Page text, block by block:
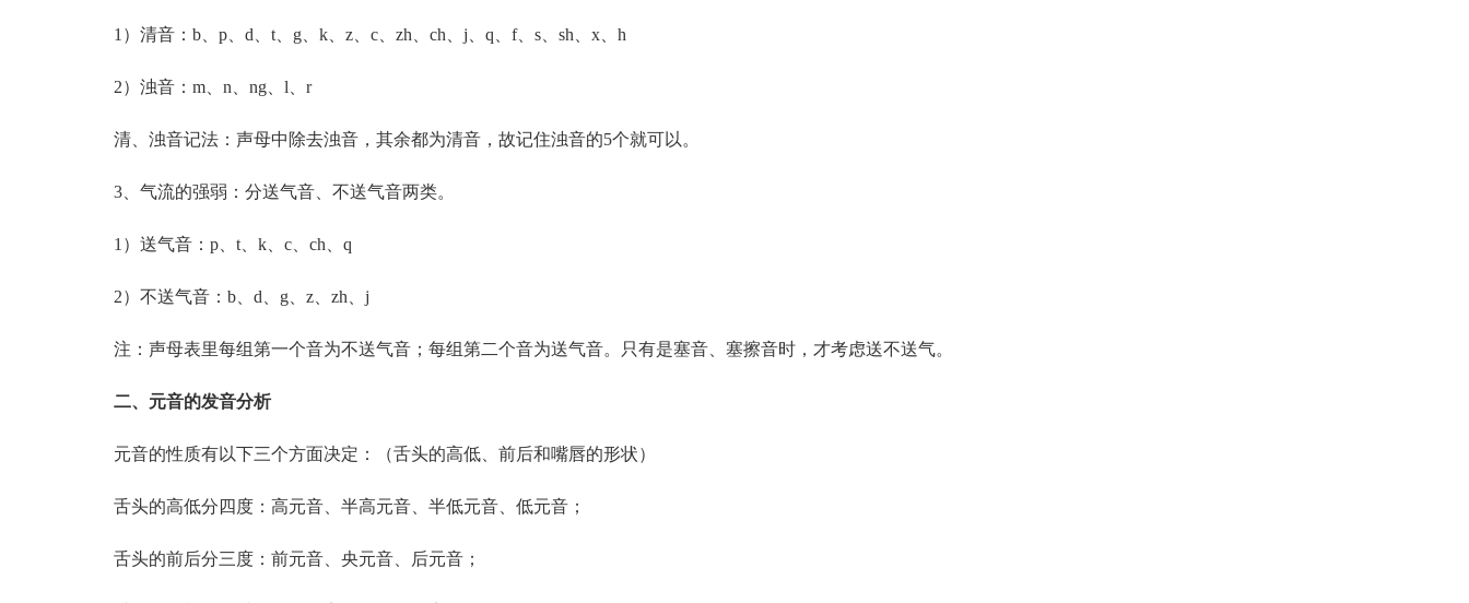
1）清音：b、p、d、t、g、k、z、c、zh、ch、j、q、f、s、sh、x、h
2）浊音：m、n、ng、l、r
清、浊音记法：声母中除去浊音，其余都为清音，故记住浊音的5个就可以。
3、气流的强弱：分送气音、不送气音两类。
1）送气音：p、t、k、c、ch、q
2）不送气音：b、d、g、z、zh、j
注：声母表里每组第一个音为不送气音；每组第二个音为送气音。只有是塞音、塞擦音时，才考虑送不送气。
二、元音的发音分析
元音的性质有以下三个方面决定：（舌头的高低、前后和嘴唇的形状）
舌头的高低分四度：高元音、半高元音、半低元音、低元音；
舌头的前后分三度：前元音、央元音、后元音；